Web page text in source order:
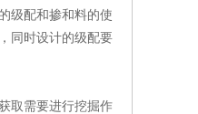
级配和掺和料的使
同时设计的级配要
取需要进行挖掘作